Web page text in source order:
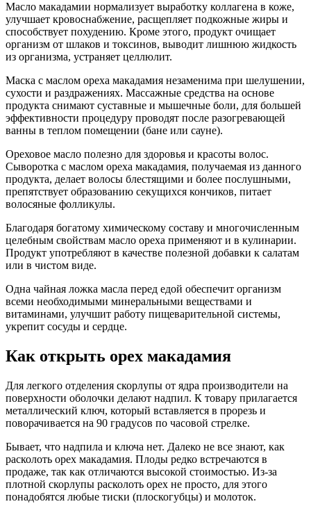
Масло макадамии нормализует выработку коллагена в коже,
улучшает кровоснабжение, расщепляет подкожные жиры и
способствует похудению. Кроме этого, продукт очищает
организм от шлаков и токсинов, выводит лишнюю жидкость
из организма, устраняет целлюлит.
Маска с маслом ореха макадамия незаменима при шелушении,
сухости и раздражениях. Массажные средства на основе
продукта снимают суставные и мышечные боли, для большей
эффективности процедуру проводят после разогревающей
ванны в теплом помещении (бане или сауне).
Ореховое масло полезно для здоровья и красоты волос.
Сыворотка с маслом ореха макадамия, получаемая из данного
продукта, делает волосы блестящими и более послушными,
препятствует образованию секущихся кончиков, питает
волосяные фолликулы.
Благодаря богатому химическому составу и многочисленным
целебным свойствам масло ореха применяют и в кулинарии.
Продукт употребляют в качестве полезной добавки к салатам
или в чистом виде.
Одна чайная ложка масла перед едой обеспечит организм
всеми необходимыми минеральными веществами и
витаминами, улучшит работу пищеварительной системы,
укрепит сосуды и сердце.
Как открыть орех макадамия
Для легкого отделения скорлупы от ядра производители на
поверхности оболочки делают надпил. К товару прилагается
металлический ключ, который вставляется в прорезь и
поворачивается на 90 градусов по часовой стрелке.
Бывает, что надпила и ключа нет. Далеко не все знают, как
расколоть орех макадамия. Плоды редко встречаются в
продаже, так как отличаются высокой стоимостью. Из-за
плотной скорлупы расколоть орех не просто, для этого
понадобятся любые тиски (плоскогубцы) и молоток.